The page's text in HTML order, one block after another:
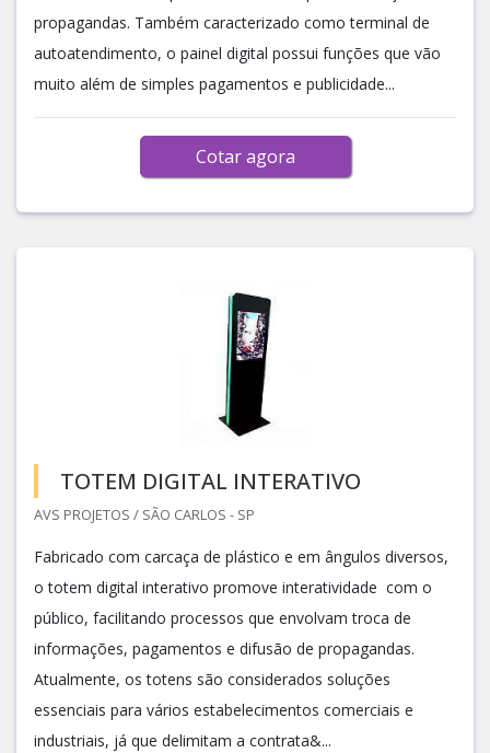
propagandas. Também caracterizado como terminal de
autoatendimento, o painel digital possui funções que vão
muito além de simples pagamentos e publicidade...
Cotar agora
TOTEM DIGITAL INTERATIVO
AVS PROJETOS / SÃO CARLOS - SP
Fabricado com carcaça de plástico e em ângulos diversos,
o totem digital interativo promove interatividade com o
público, facilitando processos que envolvam troca de
informações, pagamentos e difusão de propagandas.
Atualmente, os totens são considerados soluções
essenciais para vários estabelecimentos comerciais e
industriais, já que delimitam a contrata&...